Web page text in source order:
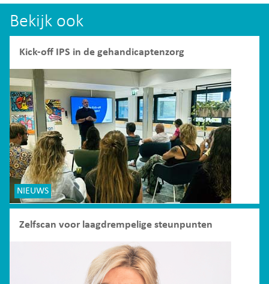
Bekijk ook
Kick-off IPS in de gehandicaptenzorg
NIEUWS
Zelfscan voor laagdrempelige steunpunten